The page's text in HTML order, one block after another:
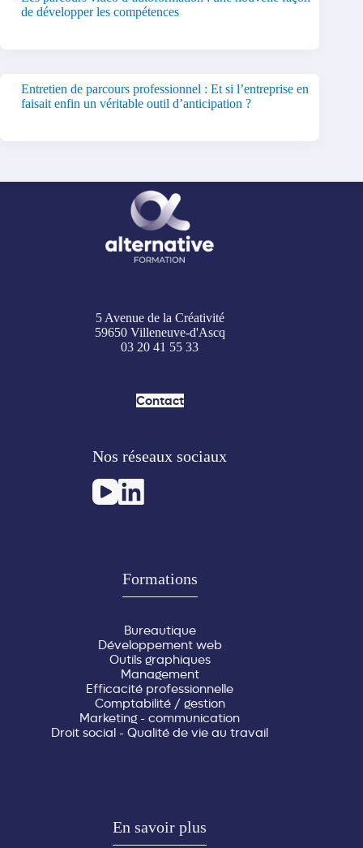
de développer les compétences
Entretien de parcours professionnel : Et si l’entreprise en
faisait enfin un véritable outil d’anticipation ?
5 Avenue de la Créativité
59650 Villeneuve-d'Ascq
03 20 41 55 33
Contact
Nos réseaux sociaux
Formations
Bureautique
Développement web
Outils graphiques
Management
Efficacité professionnelle
Comptabilité / gestion
Marketing - communication
Droit social - Qualité de vie au travail
En savoir plus